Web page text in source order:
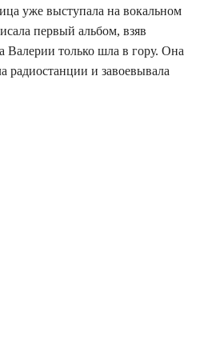
уже выступала на вокальном
первый альбом, взяв
Валерии только шла в гору. Она
радиостанции и завоевывала